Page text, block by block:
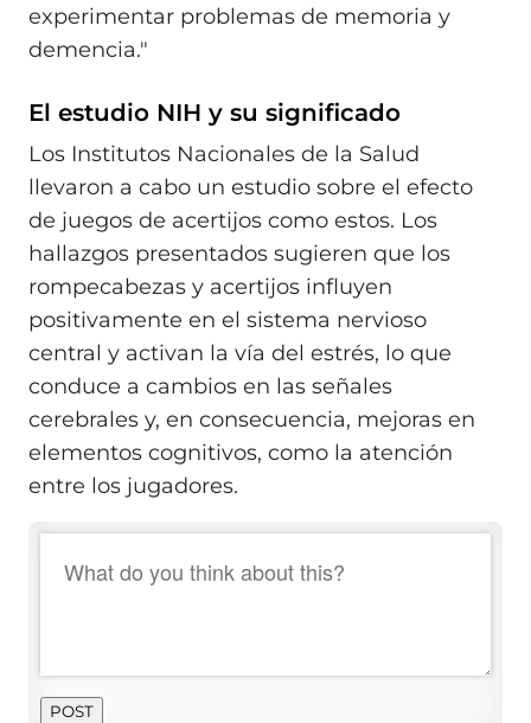
experimentar problemas de memoria y
demencia."
El estudio NIH y su significado
Los Institutos Nacionales de la Salud
llevaron a cabo un estudio sobre el efecto
de juegos de acertijos como estos. Los
hallazgos presentados sugieren que los
rompecabezas y acertijos influyen
positivamente en el sistema nervioso
central y activan la vía del estrés, lo que
conduce a cambios en las señales
cerebrales y, en consecuencia, mejoras en
elementos cognitivos, como la atención
entre los jugadores.
POST